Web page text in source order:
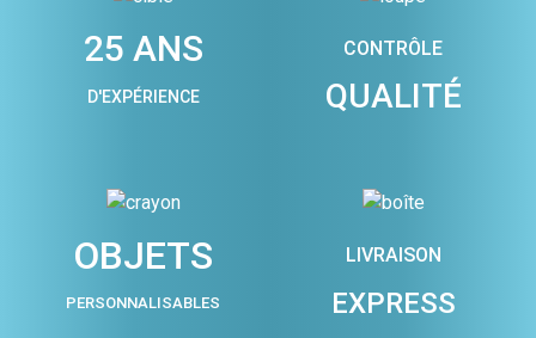
25 ANS
D'EXPÉRIENCE
CONTRÔLE
QUALITÉ
OBJETS
PERSONNALISABLES
LIVRAISON
EXPRESS